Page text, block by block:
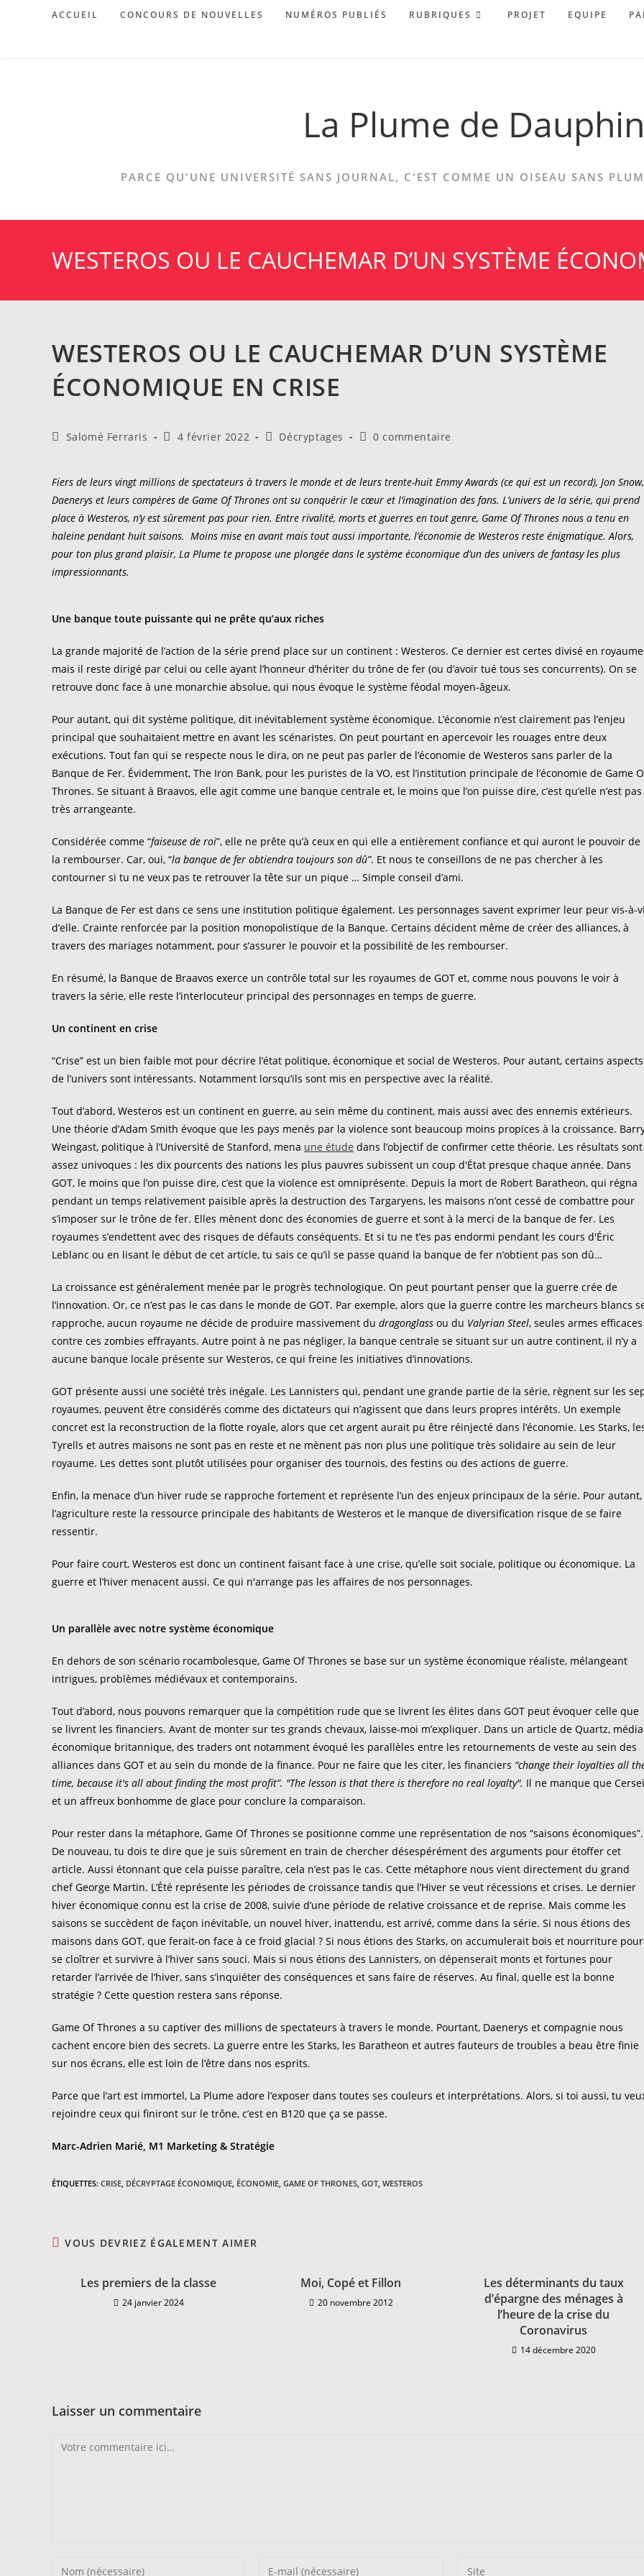
ACCUEIL CONCOURS DE NOUVELLES NUMÉROS PUBLIÉS RUBRIQUES PROJET EQUIPE
La Plume de
PARCE QU'UNE UNIVERSITÉ SANS JOURNAL, C'EST COMME UN OISEAU SANS
WESTEROS OU LE CAUCHEMAR D’UN SYSTÈME
WESTEROS OU LE CAUCHEMAR D’UN SYSTÈME
ÉCONOMIQUE EN CRISE
Auteur/autrice
publication :
Salomé Ferraris
Publication
4 février 2022
PostDécryptages
Commentaires
publication :
0 commentaire
Fiers de leurs vingt millions de spectateurs à travers le monde et de leurs trente-huit Emmy Awards (ce qui est un record), Jon Snow,
Daenerys et leurs compères de Game Of Thrones ont su conquérir le cœur et l’imagination des fans. L’univers de la série, qui prend
place à Westeros, n’y est sûrement pas pour rien. Entre rivalité, morts et guerres en tout genre, Game Of Thrones nous a tenu en
haleine pendant huit saisons. Moins mise en avant mais tout aussi importante, l’économie de Westeros reste énigmatique. Alors,
pour ton plus grand plaisir, La Plume te propose une plongée dans le système économique d’un des univers de fantasy les plus
impressionnants.
Une banque toute puissante qui ne prête qu’aux riches
La grande majorité de l’action de la série prend place sur un continent : Westeros. Ce dernier est certes divisé en
mais il reste dirigé par celui ou celle ayant l’honneur d’hériter du trône de fer (ou d’avoir tué tous ses concurrents). On se
retrouve donc face à une monarchie absolue, qui nous évoque le système féodal moyen-âgeux.
Pour autant, qui dit système politique, dit inévitablement système économique. L’économie n’est clairement pas l’enjeu
principal que souhaitaient mettre en avant les scénaristes. On peut pourtant en apercevoir les rouages entre deux
exécutions. Tout fan qui se respecte nous le dira, on ne peut pas parler de l’économie de Westeros sans parler de la
Banque de Fer. Évidemment, The Iron Bank, pour les puristes de la VO, est l’institution principale de l’économie de Game
Thrones. Se situant à Braavos, elle agit comme une banque centrale et, le moins que l’on puisse dire, c’est qu’elle n’est pas
très arrangeante.
Considérée comme “faiseuse de roi”, elle ne prête qu’à ceux en qui elle a entièrement confiance et qui auront le pouvoir de
la rembourser. Car, oui, “la banque de fer obtiendra toujours son dû”. Et nous te conseillons de ne pas chercher à les
contourner si tu ne veux pas te retrouver la tête sur un pique … Simple conseil d’ami.
La Banque de Fer est dans ce sens une institution politique également. Les personnages savent exprimer leur peur vis-à-
d’elle. Crainte renforcée par la position monopolistique de la Banque. Certains décident même de créer des alliances, à
travers des mariages notamment, pour s’assurer le pouvoir et la possibilité de les rembourser.
En résumé, la Banque de Braavos exerce un contrôle total sur les royaumes de GOT et, comme nous pouvons le voir à
travers la série, elle reste l’interlocuteur principal des personnages en temps de guerre.
Un continent en crise
“Crise” est un bien faible mot pour décrire l’état politique, économique et social de Westeros. Pour autant, certains aspects
de l’univers sont intéressants. Notamment lorsqu’ils sont mis en perspective avec la réalité.
Tout d’abord, Westeros est un continent en guerre, au sein même du continent, mais aussi avec des ennemis extérieurs.
Une théorie d’Adam Smith évoque que les pays menés par la violence sont beaucoup moins propices à la croissance.
Weingast, politique à l’Université de Stanford, mena une étude dans l’objectif de confirmer cette théorie. Les résultats sont
assez univoques : les dix pourcents des nations les plus pauvres subissent un coup d'État presque chaque année. Dans
GOT, le moins que l’on puisse dire, c’est que la violence est omniprésente. Depuis la mort de Robert Baratheon, qui régna
pendant un temps relativement paisible après la destruction des Targaryens, les maisons n’ont cessé de combattre pour
s’imposer sur le trône de fer. Elles mènent donc des économies de guerre et sont à la merci de la banque de fer. Les
royaumes s’endettent avec des risques de défauts conséquents. Et si tu ne t’es pas endormi pendant les cours d'Éric
Leblanc ou en lisant le début de cet article, tu sais ce qu’il se passe quand la banque de fer n’obtient pas son dû…
La croissance est généralement menée par le progrès technologique. On peut pourtant penser que la guerre crée de
l’innovation. Or, ce n’est pas le cas dans le monde de GOT. Par exemple, alors que la guerre contre les marcheurs blancs
rapproche, aucun royaume ne décide de produire massivement du dragonglass ou du Valyrian Steel, seules armes efficaces
contre ces zombies effrayants. Autre point à ne pas négliger, la banque centrale se situant sur un autre continent, il n’y a
aucune banque locale présente sur Westeros, ce qui freine les initiatives d’innovations.
GOT présente aussi une société très inégale. Les Lannisters qui, pendant une grande partie de la série, règnent sur les
royaumes, peuvent être considérés comme des dictateurs qui n’agissent que dans leurs propres intérêts. Un exemple
concret est la reconstruction de la flotte royale, alors que cet argent aurait pu être réinjecté dans l’économie. Les Starks,
Tyrells et autres maisons ne sont pas en reste et ne mènent pas non plus une politique très solidaire au sein de leur
royaume. Les dettes sont plutôt utilisées pour organiser des tournois, des festins ou des actions de guerre.
Enfin, la menace d’un hiver rude se rapproche fortement et représente l’un des enjeux principaux de la série. Pour autant,
l’agriculture reste la ressource principale des habitants de Westeros et le manque de diversification risque de se faire
ressentir.
Pour faire court, Westeros est donc un continent faisant face à une crise, qu’elle soit sociale, politique ou économique. La
guerre et l’hiver menacent aussi. Ce qui n'arrange pas les affaires de nos personnages.
Un parallèle avec notre système économique
En dehors de son scénario rocambolesque, Game Of Thrones se base sur un système économique réaliste, mélangeant
intrigues, problèmes médiévaux et contemporains.
Tout d’abord, nous pouvons remarquer que la compétition rude que se livrent les élites dans GOT peut évoquer celle que
se livrent les financiers. Avant de monter sur tes grands chevaux, laisse-moi m’expliquer. Dans un article de Quartz, média
économique britannique, des traders ont notamment évoqué les parallèles entre les retournements de veste au sein des
alliances dans GOT et au sein du monde de la finance. Pour ne faire que les citer, les financiers “change their loyalties all
time, because it's all about finding the most profit”. "The lesson is that there is therefore no real loyalty". Il ne manque que Cersei
et un affreux bonhomme de glace pour conclure la comparaison.
Pour rester dans la métaphore, Game Of Thrones se positionne comme une représentation de nos “saisons économiques”.
De nouveau, tu dois te dire que je suis sûrement en train de chercher désespérément des arguments pour étoffer cet
article. Aussi étonnant que cela puisse paraître, cela n’est pas le cas. Cette métaphore nous vient directement du grand
chef George Martin. L’Été représente les périodes de croissance tandis que l’Hiver se veut récessions et crises. Le dernier
hiver économique connu est la crise de 2008, suivie d’une période de relative croissance et de reprise. Mais comme les
saisons se succèdent de façon inévitable, un nouvel hiver, inattendu, est arrivé, comme dans la série. Si nous étions des
maisons dans GOT, que ferait-on face à ce froid glacial ? Si nous étions des Starks, on accumulerait bois et nourriture pour
se cloîtrer et survivre à l’hiver sans souci. Mais si nous étions des Lannisters, on dépenserait monts et fortunes pour
retarder l’arrivée de l’hiver, sans s’inquiéter des conséquences et sans faire de réserves. Au final, quelle est la bonne
stratégie ? Cette question restera sans réponse.
Game Of Thrones a su captiver des millions de spectateurs à travers le monde. Pourtant, Daenerys et compagnie nous
cachent encore bien des secrets. La guerre entre les Starks, les Baratheon et autres fauteurs de troubles a beau être finie
sur nos écrans, elle est loin de l’être dans nos esprits.
Parce que l’art est immortel, La Plume adore l’exposer dans toutes ses couleurs et interprétations. Alors, si toi aussi, tu
rejoindre ceux qui finiront sur le trône, c’est en B120 que ça se passe.
Marc-Adrien Marié, M1 Marketing & Stratégie
ÉTIQUETTES: CRISE, DÉCRYPTAGE ÉCONOMIQUE, ÉCONOMIE, GAME OF THRONES, GOT, WESTEROS
VOUS DEVRIEZ ÉGALEMENT AIMER
Les premiers de la classe
24 janvier 2024
Moi, Copé et Fillon
20 novembre 2012
Les déterminants du taux
d’épargne des ménages à
l’heure de la crise du
Coronavirus
14 décembre 2020
Laisser un commentaire
Comment
Enter Enter Saisir